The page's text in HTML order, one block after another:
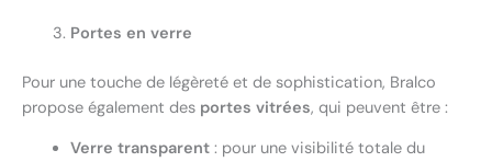
Portes en verre
Pour une touche de légèreté et de sophistication, Bralco
propose également des portes vitrées, qui peuvent être :
Verre transparent: pour une visibilité totale du